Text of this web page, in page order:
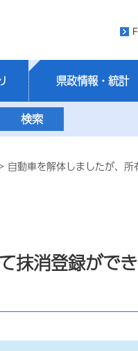
県政情報・統計
自動車を解体しましたが、
抹消登録がで